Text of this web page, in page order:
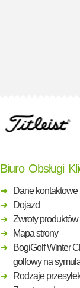
Biuro Obsługi
Dane kontaktowe
Dojazd
Zwroty produktów
Mapa strony
BogiGolf Winter
golfowy na
Rodzaje